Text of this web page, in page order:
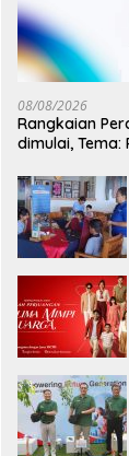
08/08/2026
Rangkaian
dimulai,